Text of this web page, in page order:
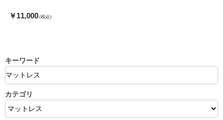
￥11,000 (税込)
キーワード
カテゴリ